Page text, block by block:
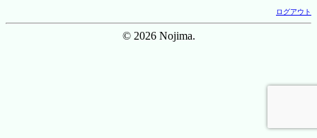
ログアウト
© 2026 Nojima.